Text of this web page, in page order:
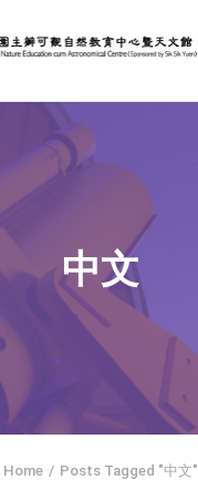
中文
Home Posts Tagged "中文"